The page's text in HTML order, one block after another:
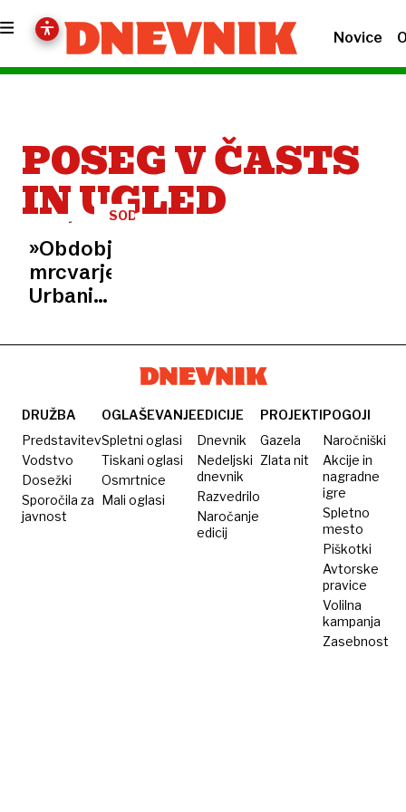
Novice
POSEG V ČASTS
IN UGLED
SODBA
»Obdobje
mrcvarjenja«:
Urbanija
nekdanjemu
plačati
3500
evrov
odškodnine
DRUŽBA
Predstavitev
Vodstvo
Dosežki
Sporočila za
javnost
OGLAŠEVANJE
Spletni oglasi
Tiskani oglasi
Osmrtnice
Mali oglasi
EDICIJE
Dnevnik
Nedeljski
dnevnik
Razvedrilo
Naročanje
edicij
PROJEKTI
Gazela
Zlata nit
POGOJI
Naročniški
Akcije in
nagradne
igre
Spletno
mesto
Piškotki
Avtorske
pravice
Volilna
kampanja
Zasebnost